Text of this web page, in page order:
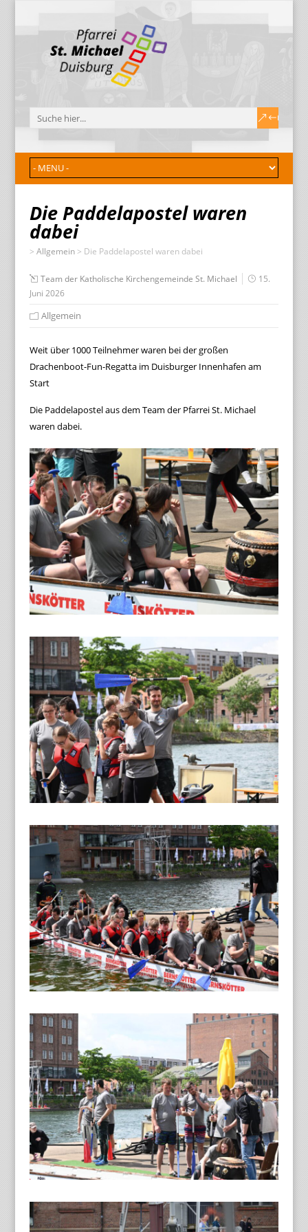
Die Paddelapostel waren
dabei
> Allgemein> Die Paddelapostel waren dabei
Team der Katholische Kirchengemeinde St. Michael
15.
Juni 2026
Allgemein
Weit über 1000 Teilnehmer waren bei der großen
Drachenboot-Fun-Regatta im Duisburger Innenhafen am
Start
Die Paddelapostel aus dem Team der Pfarrei St. Michael
waren dabei.